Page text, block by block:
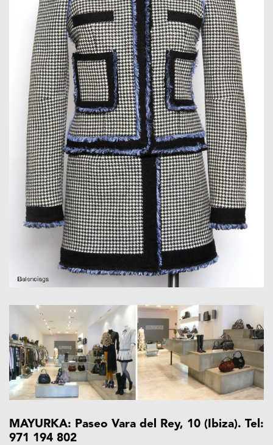
MAYURKA: Paseo Vara del Rey, 10 (Ibiza). Tel:
971 194 802